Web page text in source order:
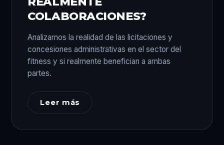
COLABORACIONES?
Analizamos la realidad de las licitaciones y
concesiones administrativas en el sector del
fitness y si realmente benefician a ambas
partes.
Leer más